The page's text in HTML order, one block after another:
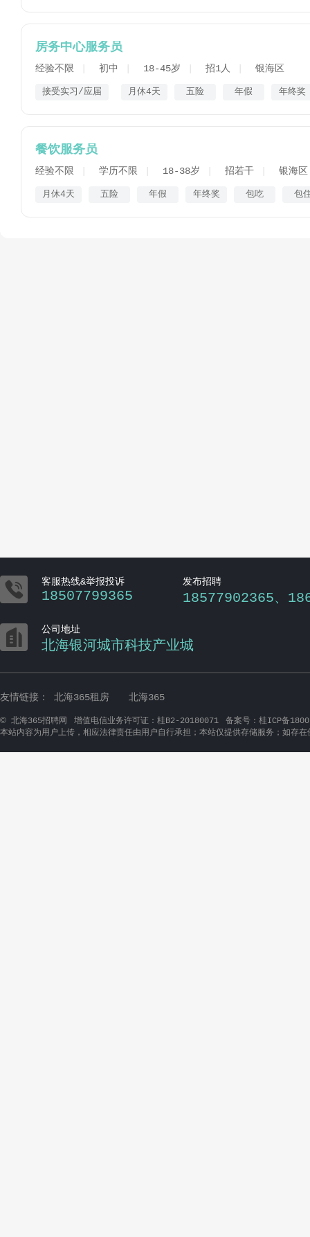
房务中心服务员
经验不限 初中 18-45岁 招1人 银海区
接受实习/应届 月休4天 五险 年假 年终奖
餐饮服务员
经验不限 学历不限 18-38岁 招若干 银海区
月休4天 五险 年假 年终奖 包吃 包
 客服热线&举报投诉
18507799365
发布招聘
18577902365、
 公司地址
北海银河城市科技产业城
友情链接： 北海365租房 北海365
© 北海365招聘网 增值电信业务许可证：桂B2-20180071
备案号：桂ICP备
本站内容为用户上传，相应法律责任由用户自行承担；本站仅提供存储服务；如存